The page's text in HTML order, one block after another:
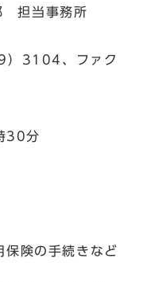
担当事務所
3104、ファク
30分
保険の手続きなど